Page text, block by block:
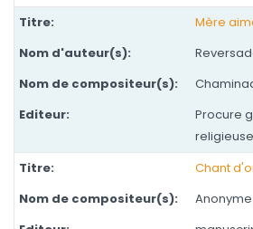
Mère
Procure
religieuse
Chant
Anonyme